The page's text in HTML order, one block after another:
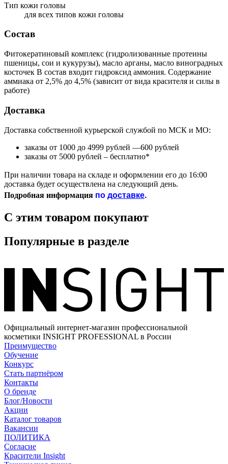
Тип кожи головы
для всех типов кожи головы
Состав
Фитокератиновый комплекс (гидролизованные протеины
пшеницы, сои и кукурузы), масло арганы, масло виноградных
косточек В состав входит гидроксид аммония. Содержание
аммиака от 2,5% до 4,5% (зависит от вида красителя и силы в
работе)
Доставка
Доставка собственной курьерской службой по МСК и МО:
заказы от 1000 до 4999 рублей —600 рублей
заказы от 5000 рублей – бесплатно*
При наличии товара на складе и оформлении его до 16:00
доставка будет осуществлена на следующий день.
Подробная информация подоставке.
С этим товаром покупают
Популярные в разделе
Официальный интернет-магазин профессиональной
косметики INSIGHT PROFESSIONAL в России
Преимущество
Обучение
Конкурс
Стать партнёром
Контакты
О бренде
Блог/Новости
Акции
Каталог товаров
Вакансии
ПОЛИТИКА
Согласие
Краcители Insight